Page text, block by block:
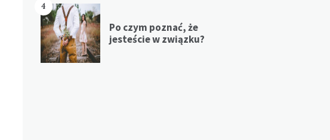
4
Po czym poznać, że
jesteście w związku?